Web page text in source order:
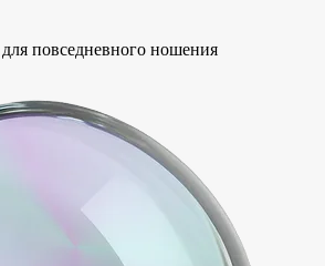
повседневного ношения